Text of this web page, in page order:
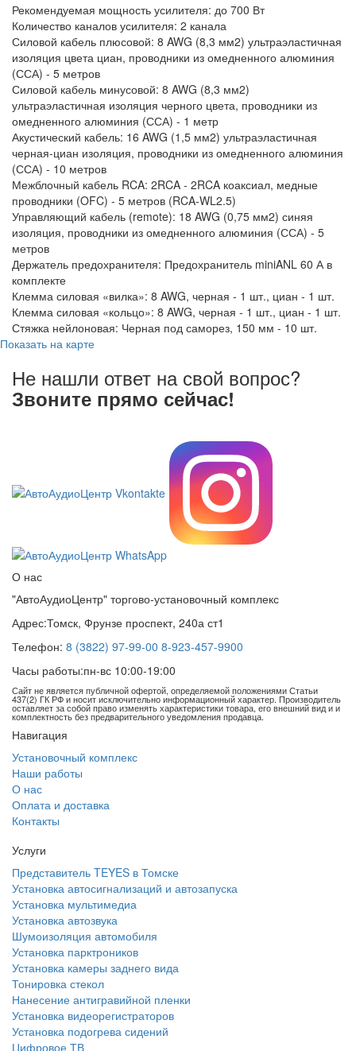
Рекомендуемая мощность усилителя: до 700 Вт
Количество каналов усилителя: 2 канала
Силовой кабель плюсовой: 8 AWG (8,3 мм2) ультраэластичная
изоляция цвета циан, проводники из омедненного алюминия
(ССА) - 5 метров
Силовой кабель минусовой: 8 AWG (8,3 мм2)
ультраэластичная изоляция черного цвета, проводники из
омедненного алюминия (ССА) - 1 метр
Акустический кабель: 16 AWG (1,5 мм2) ультраэластичная
черная-циан изоляция, проводники из омедненного алюминия
(ССА) - 10 метров
Межблочный кабель RCA: 2RCA - 2RCA коаксиал, медные
проводники (OFC) - 5 метров (RCA-WL2.5)
Управляющий кабель (remote): 18 AWG (0,75 мм2) синяя
изоляция, проводники из омедненного алюминия (ССА) - 5
метров
Держатель предохранителя: Предохранитель miniANL 60 А в
комплекте
Клемма силовая «вилка»: 8 AWG, черная - 1 шт., циан - 1 шт.
Клемма силовая «кольцо»: 8 AWG, черная - 1 шт., циан - 1 шт.
Стяжка нейлоновая: Черная под саморез, 150 мм - 10 шт.
Показать на карте
Не нашли ответ на свой вопрос?
Звоните прямо сейчас!
О нас
"АвтоАудиоЦентр" торгово-установочный комплекс
Адрес:Томск, Фрунзе проспект, 240а ст1
Телефон: 8 (3822) 97-99-00 8-923-457-9900
Часы работы:пн-вс 10:00-19:00
Сайт не является публичной офертой, определяемой положениями Статьи
437(2) ГК РФ и носит исключительно информационный характер. Производитель
оставляет за собой право изменять характеристики товара, его внешний вид и и
комплектность без предварительного уведомления продавца.
Навигация
Установочный комплекс
Наши работы
О нас
Оплата и доставка
Контакты
Услуги
Представитель TEYES в Томске
Установка автосигнализаций и автозапуска
Установка мультимедиа
Установка автозвука
Шумоизоляция автомобиля
Установка парктроников
Установка камеры заднего вида
Тонировка стекол
Нанесение антигравийной пленки
Установка видеорегистраторов
Установка подогрева сидений
Цифровое ТВ